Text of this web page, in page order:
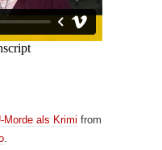
Morde als Krimi from